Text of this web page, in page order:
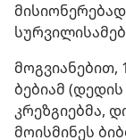
მოგვიანებით,
ბებიამ
კრეზგიებმა,
მოისმინეს